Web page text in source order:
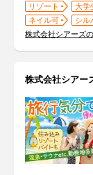
リゾート 大学
ネイル可
シル
株式会社シアーズ
株式会社シアー